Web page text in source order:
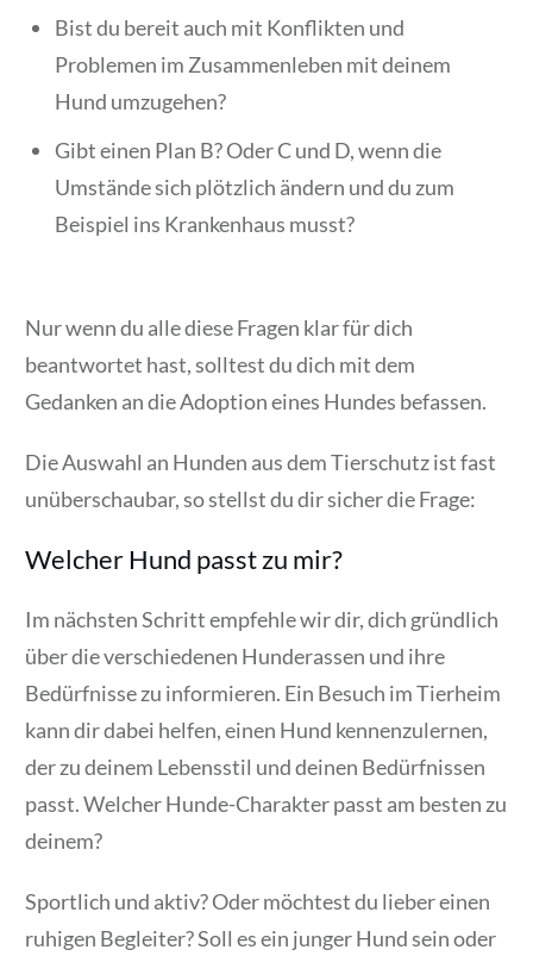
Bist du bereit auch mit Konflikten und
Problemen im Zusammenleben mit deinem
Hund umzugehen?
Gibt einen Plan B? Oder C und D, wenn die
Umstände sich plötzlich ändern und du zum
Beispiel ins Krankenhaus musst?
Nur wenn du alle diese Fragen klar für dich
beantwortet hast, solltest du dich mit dem
Gedanken an die Adoption eines Hundes befassen.
Die Auswahl an Hunden aus dem Tierschutz ist fast
unüberschaubar, so stellst du dir sicher die Frage:
Welcher Hund passt zu mir?
Im nächsten Schritt empfehle wir dir, dich gründlich
über die verschiedenen Hunderassen und ihre
Bedürfnisse zu informieren. Ein Besuch im Tierheim
kann dir dabei helfen, einen Hund kennenzulernen,
der zu deinem Lebensstil und deinen Bedürfnissen
passt. Welcher Hunde-Charakter passt am besten zu
deinem?
Sportlich und aktiv? Oder möchtest du lieber einen
ruhigen Begleiter? Soll es ein junger Hund sein oder